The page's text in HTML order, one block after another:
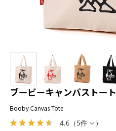
4.6 （5件 ）
ブービーキャンバストート
Booby Canvas Tote